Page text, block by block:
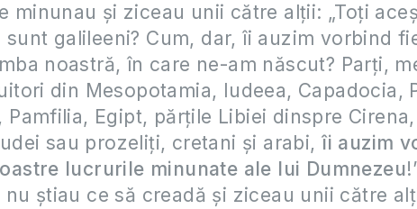
minunau şi ziceau unii către alţii: „Toţi
galileeni? Cum, dar, îi auzim vorbind
noastră, în care ne-am născut? Parţi,
din Mesopotamia, Iudeea, Capadocia,
Pamfilia, Egipt, părţile Libiei dinspre
sau prozeliţi, cretani şi arabi,îi auzim
lucrurile minunate ale lui Dumnezeu
ştiau ce să creadă şi ziceau unii către